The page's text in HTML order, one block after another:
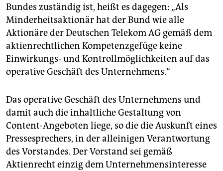
Bundes zuständig ist, heißt es dagegen: „Als
Minderheitsaktionär hat der Bund wie alle
Aktionäre der Deutschen Telekom AG gemäß dem
aktienrechtlichen Kompetenzgefüge keine
Einwirkungs- und Kontrollmöglichkeiten auf das
operative Geschäft des Unternehmens.“
Das operative Geschäft des Unternehmens und
damit auch die inhaltliche Gestaltung von
Content-Angeboten liege, so die die Auskunft eines
Pressesprechers, in der alleinigen Verantwortung
des Vorstandes. Der Vorstand sei gemäß
Aktienrecht einzig dem Unternehmensinteresse